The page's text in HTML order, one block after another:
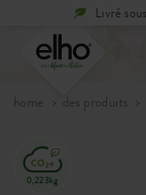
home des produits
0,223kg